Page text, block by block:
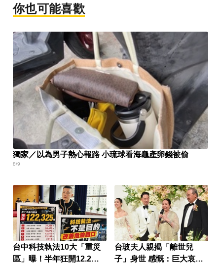
你也可能喜歡
獨家／以為男子熱心報路 小琉球看海龜產卵錢被偷
8/9
台中科技執法10大「重災
區」曝！半年狂開12.2萬
台玻夫人親揭「離世兒
子」身世 感慨：巨大哀傷